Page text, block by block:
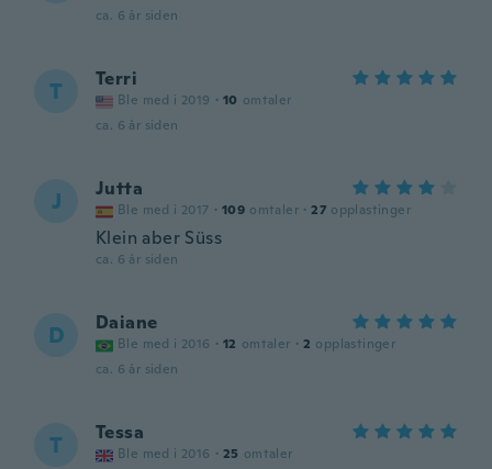
ca. 6 år siden
T Terri
Ble med i 2019 · 10 omtaler
ca. 6 år siden
J Jutta
Ble med i 2017 · 109 omtaler · 27 opplastinger
Klein aber Süss
ca. 6 år siden
D Daiane
Ble med i 2016 · 12 omtaler · 2 opplastinger
ca. 6 år siden
T Tessa
Ble med i 2016 · 25 omtaler